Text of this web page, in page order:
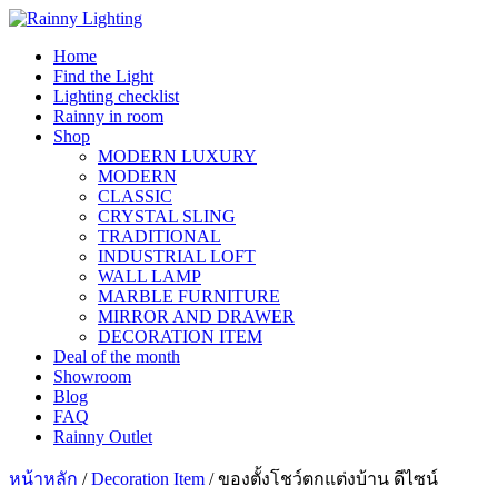
Skip
contentHome
Find the Light
Lighting checklist
Rainny in room
Shop
MODERN LUXURY
MODERN
CLASSIC
CRYSTAL SLING
TRADITIONAL
INDUSTRIAL LOFT
WALL LAMP
MARBLE FURNITURE
MIRROR AND DRAWER
DECORATION ITEM
Deal of the month
Showroom
Blog
FAQ
Rainny Outlet
หน้าหลัก /Decoration Item / ของตั้งโชว์ตกแต่งบ้าน ดีไซน์